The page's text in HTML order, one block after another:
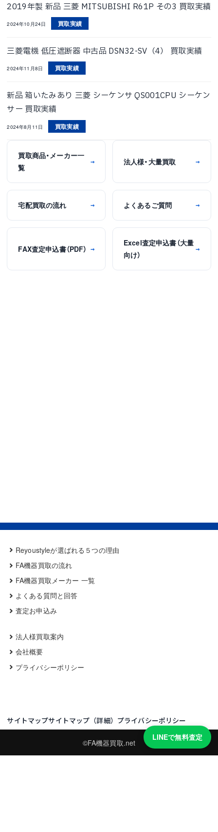
2019年製 新品 三菱 MITSUBISHI R61P その3 買取実績
2024年10月24日 買取実績
三菱電機 低圧遮断器 中古品 DSN32-SV（4） 買取実績
2024年11月8日 買取実績
新品 箱いたみあり 三菱 シーケンサ QS001CPU シーケン
サー 買取実績
2024年8月11日 買取実績
買取商品・メーカー一
覧
→ 法人様・大量買取 →
宅配買取の流れ → よくあるご質問 →
FAX査定申込書（PDF） →
Excel査定申込書（大量
向け）
→
Reyoustyleが選ばれる５つの理由
FA機器買取の流れ
FA機器買取メーカー 一覧
よくある質問と回答
査定お申込み
法人様買取案内
会社概要
プライバシーポリシー
サイトマップサイトマップ（詳細） プライバシーポリシー
©FA機器買取.net
LINEで無料査定